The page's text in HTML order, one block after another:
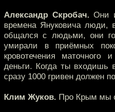
Александр Скробач. Они
времена Януковича люди,
общался с людьми, они
умирали в приёмных
кровотечения
деньги. Когда ты входишь
сразу 1000 гривен должен
Клим Жуков. Про Крым мы